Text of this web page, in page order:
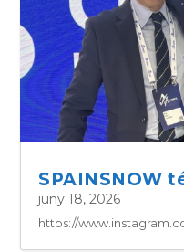
SPAINSNOW
juny 18, 2026
https://